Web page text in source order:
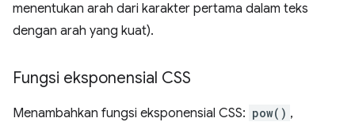
menentukan arah dari karakter pertama dalam teks
dengan arah yang kuat).
Fungsi eksponensial CSS
Menambahkan fungsi eksponensial CSS: pow() ,